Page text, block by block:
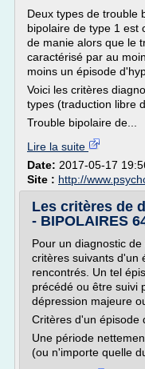
Deux types de trouble
bipolaire de type 1 est
de manie alors que le
caractérisé par au
moins un épisode
Voici les critères
types (traduction libre
Trouble bipolaire de...
Lire la suite
Date: 2017-05-17
Site : http://
Les critères de
- BIPOLAIRES
Pour un diagnostic
critères suivants d'un
rencontrés. Un tel
précédé ou être suivi
dépression majeure
Critères d'un épisode
Une période
(ou n'importe quelle